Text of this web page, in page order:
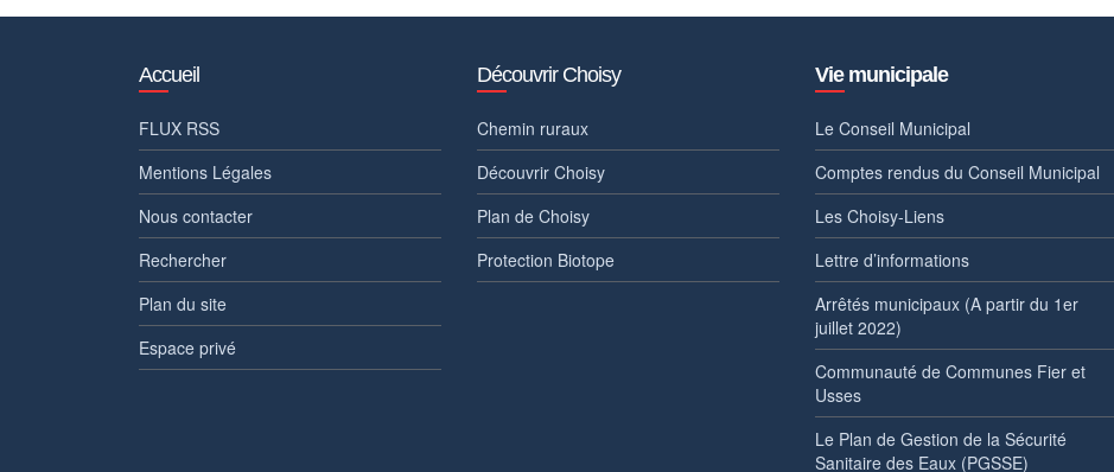
Accueil
FLUX RSS
Mentions Légales
Nous contacter
Rechercher
Plan du site
Espace privé
Découvrir Choisy
Chemin ruraux
Découvrir Choisy
Plan de Choisy
Protection Biotope
Vie municipale
Le Conseil Municipal
Comptes rendus du Conseil Municipal
Les Choisy-Liens
Lettre d’informations
Arrêtés municipaux (A partir du 1er
juillet 2022)
Communauté de Communes Fier et
Usses
Le Plan de Gestion de la Sécurité
Sanitaire des Eaux (PGSSE)